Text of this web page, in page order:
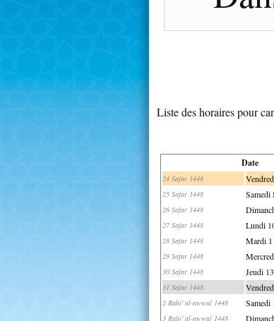
Liste des horaires pour
Date
24 Safar 1448
25 Safar 1448 Samedi
26 Safar 1448
27 Safar 1448 Lundi
28 Safar 1448 Mardi
29 Safar 1448
30 Safar 1448 Jeudi
31 Safar 1448
2 Rabi' al-awwal 1448 Samedi
3 Rabi' al-awwal 1448